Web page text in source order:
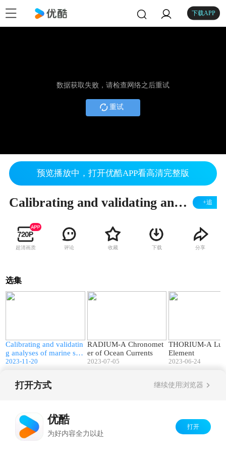
下载APP
数据获取失败，请检查网络之后重试
重试
预览播放中，打开优酷APP看高清完整版
Calibrating and validating analyses of marine samples +追
超清画质 评论 收藏 下载 分享
选集
Calibrating and validatin
g analyses of marine sa
mples
2023-11-20
RADIUM-A Chronomet
er of Ocean Currents
2023-07-05
THORIUM-A
Element
2023-06-24
打开方式 继续使用浏览器
优酷
为好内容全力以赴
打开